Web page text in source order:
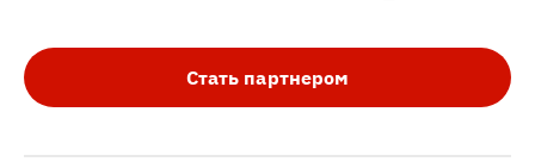
Стать партнером